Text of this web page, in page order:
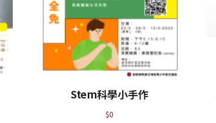
Stem科學小手作
$0